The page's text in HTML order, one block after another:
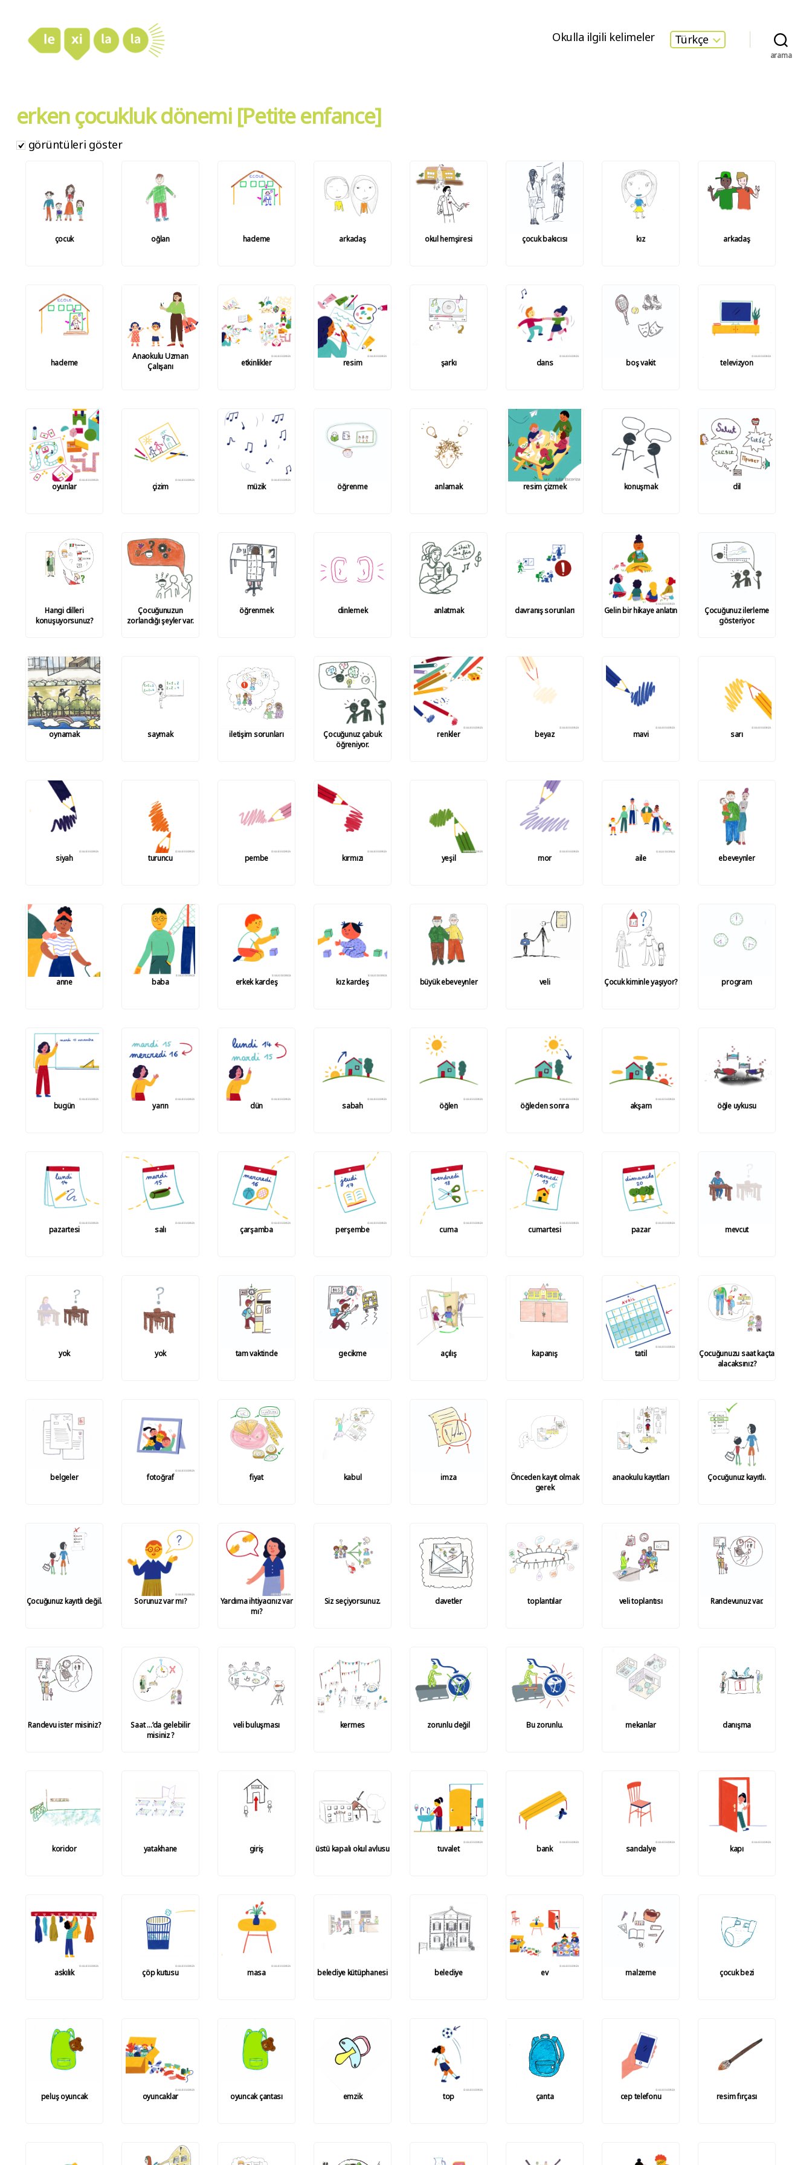
Okulla ilgili kelimeler Türkçe
arama
erken çocukluk dönemi [Petite enfance]
görüntüleri göster
çocuk oğlan hademe arkadaş okul hemşiresi çocuk bakıcısı kız arkadaş
hademe
Anaokulu Uzman
Çalışanı
etkinlikler resim şarkı dans boş vakit televizyon
oyunlar çizim müzik öğrenme anlamak resim çizmek konuşmak dil
Hangi dilleri
konuşuyorsunuz?
Çocuğunuzun
zorlandığı şeyler var.
öğrenmek dinlemek anlatmak davranış sorunları Gelin bir hikaye anlatın
Çocuğunuz ilerleme
gösteriyor.
oynamak saymak iletişim sorunları
Çocuğunuz çabuk
öğreniyor.
renkler beyaz mavi sarı
siyah turuncu pembe kırmızı yeşil mor aile ebeveynler
anne baba erkek kardeş kız kardeş büyük ebeveynler veli Çocuk kiminle yaşıyor? program
bugün yarın dün sabah öğlen öğleden sonra akşam öğle uykusu
pazartesi salı çarşamba perşembe cuma cumartesi pazar mevcut
yok yok tam vaktinde gecikme açılış kapanış tatil
Çocuğunuzu saat kaçta
alacaksınız?
belgeler fotoğraf fiyat kabul imza
Önceden kayıt olmak
gerek
anaokulu kayıtları Çocuğunuz kayıtlı.
Çocuğunuz kayıtlı değil. Sorunuz var mı?
Yardıma ihtiyacınız var
mı?
Siz seçiyorsunuz. davetler toplantılar veli toplantısı Randevunuz var.
Randevu ister misiniz?
Saat …’da gelebilir
misiniz ?
veli buluşması kermes zorunlu değil Bu zorunlu. mekanlar danışma
koridor yatakhane giriş üstü kapalı okul avlusu tuvalet bank sandalye kapı
askılık çöp kutusu masa belediye kütüphanesi belediye ev malzeme çocuk bezi
peluş oyuncak oyuncaklar oyuncak çantası emzik top çanta cep telefonu resim fırçası